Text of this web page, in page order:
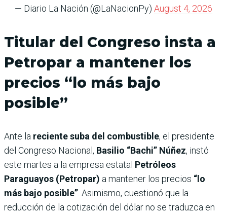
— Diario La Nación (@LaNacionPy) August 4, 2026
Titular del Congreso insta a
Petropar a mantener los
precios “lo más bajo
posible”
Ante la reciente suba del combustible, el presidente
del Congreso Nacional, Basilio “Bachi” Núñez, instó
este martes a la empresa estatal Petróleos
Paraguayos (Petropar) a mantener los precios “lo
más bajo posible” . Asimismo, cuestionó que la
reducción de la cotización del dólar no se traduzca en